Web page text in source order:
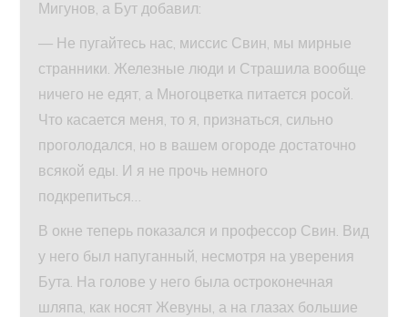
Мигунов, а Бут добавил:
— Не пугайтесь нас, миссис Свин, мы мирные
странники. Железные люди и Страшила вообще
ничего не едят, а Многоцветка питается росой.
Что касается меня, то я, признаться, сильно
проголодался, но в вашем огороде достаточно
всякой еды. И я не прочь немного
подкрепиться…
В окне теперь показался и профессор Свин. Вид
у него был напуганный, несмотря на уверения
Бута. На голове у него была остроконечная
шляпа, как носят Жевуны, а на глазах большие